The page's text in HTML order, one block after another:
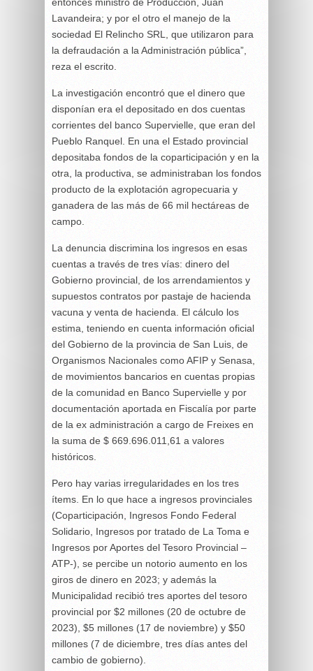
Lavandeira; y por el otro el manejo de la
sociedad El Relincho SRL, que utilizaron para
la defraudación a la Administración pública”,
reza el escrito.
La investigación encontró que el dinero que
disponían era el depositado en dos cuentas
corrientes del banco Supervielle, que eran del
Pueblo Ranquel. En una el Estado provincial
depositaba fondos de la coparticipación y en la
otra, la productiva, se administraban los fondos
producto de la explotación agropecuaria y
ganadera de las más de 66 mil hectáreas de
campo.
La denuncia discrimina los ingresos en esas
cuentas a través de tres vías: dinero del
Gobierno provincial, de los arrendamientos y
supuestos contratos por pastaje de hacienda
vacuna y venta de hacienda. El cálculo los
estima, teniendo en cuenta información oficial
del Gobierno de la provincia de San Luis, de
Organismos Nacionales como AFIP y Senasa,
de movimientos bancarios en cuentas propias
de la comunidad en Banco Supervielle y por
documentación aportada en Fiscalía por parte
de la ex administración a cargo de Freixes en
la suma de $ 669.696.011,61 a valores
históricos.
Pero hay varias irregularidades en los tres
ítems. En lo que hace a ingresos provinciales
(Coparticipación, Ingresos Fondo Federal
Solidario, Ingresos por tratado de La Toma e
Ingresos por Aportes del Tesoro Provincial –
ATP-), se percibe un notorio aumento en los
giros de dinero en 2023; y además la
Municipalidad recibió tres aportes del tesoro
provincial por $2 millones (20 de octubre de
2023), $5 millones (17 de noviembre) y $50
millones (7 de diciembre, tres días antes del
cambio de gobierno).